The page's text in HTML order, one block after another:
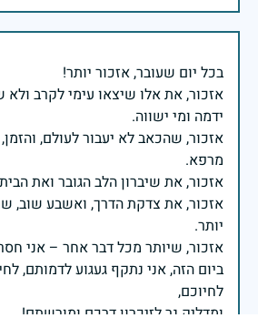
אזכור, את אלו שיצאו עימי לקרב ולא
אזכור, שהכאב לא יעבור לעולם,
אזכור, את צדקת הדרך, ואשבע שוב,
ביום הזה, אני נתקף געגוע לדמותם,